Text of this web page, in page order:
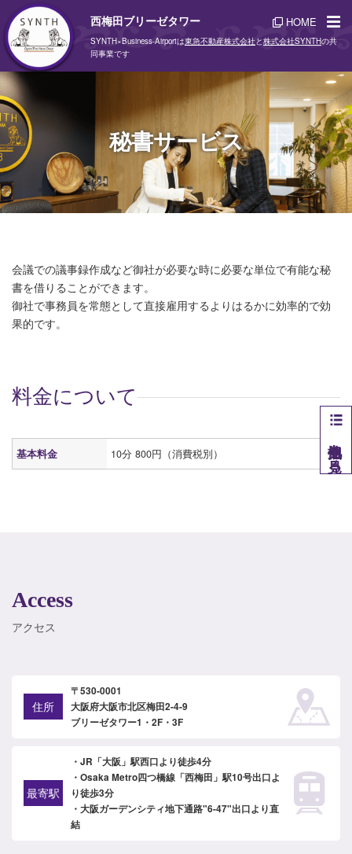
西梅田ブリーゼタワー HOME
SYNTH×Business-Airportは東急不動産株式会社と株式会社SYNTHの共
同事業です
秘書サービス
会議での議事録作成など御社が必要な時に必要な単位で有能な秘
書を借りることができます。
御社で事務員を常態として直接雇用するよりはるかに効率的で効
果的です。
料金について
基本料金 10分 800円（消費税別）
Access
アクセス
住所
〒530-0001
大阪府大阪市北区梅田2-4-9
ブリーゼタワー1・2F・3F
最寄駅
・JR「大阪」駅西口より徒歩4分
・Osaka Metro四つ橋線「西梅田」駅10号出口よ
り徒歩3分
・大阪ガーデンシティ地下通路"6-47"出口より直
結
他拠点を見る